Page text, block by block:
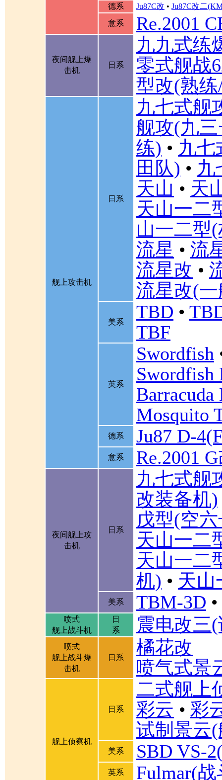
德系 Ju87C改 • Ju87C改二
意系
Re.2001
夜间舰上爆
击机
日系
九九式练
零式舰战
型改(熟
舰上攻击机
日系
九七式舰
舰攻(九
练) • 九七
田队) • 九
天山 • 天
天山一二
山一二型
流星 • 流
流星改 •
流星改(
美系 TBD •
TBF
英系
Swordfish
Mosquito
德系 Ju87 D-
意系 Re.2001
夜间舰上攻
击机
日系
九七式舰
改装备机)
戊型(空
天山一二
天山一二
机) • 天山
美系 TBM-3D •
喷式
舰上战斗机
日
系
震电改三
喷式
舰上战斗爆
击机
日系
橘花改
喷气式景
舰上侦察机
日系
二式舰上
彩云 • 彩
试制景云
美系 SBD VS-
英系 Fulmar(